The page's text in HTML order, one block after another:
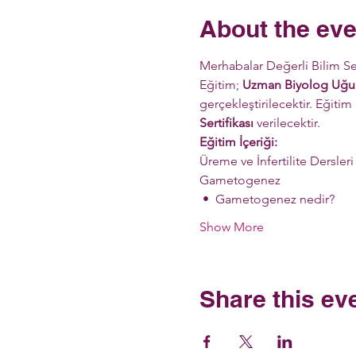
About the
Merhabalar Değerli Bilim
Eğitim; Uzman Biyolog
gerçekleştirilecektir. Eğitim
Sertifikası verilecektir.
Eğitim İçeriği:
Üreme ve İnfertilite
Gametogenez
•  Gametogenez nedir?
Show More
Share this